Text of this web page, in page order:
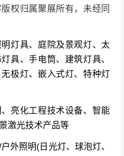
版权归属聚展所有，未经同
灯具、庭院及景观灯、太
具、手电筒、建筑灯具、
极灯、嵌入式灯、特种灯
亮化工程技术设备、智能
激光技术产品等
外照明(日光灯、球泡灯、